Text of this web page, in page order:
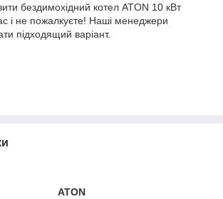
бездимохідний котел ATON 10 кВт
і не пожалкуєте! Наші менеджери
підходящий варіант.
ATON